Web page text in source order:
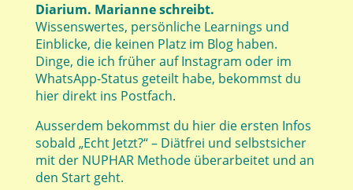
Diarium. Marianne schreibt.
Wissenswertes, persönliche Learnings und
Einblicke, die keinen Platz im Blog haben.
Dinge, die ich früher auf Instagram oder im
WhatsApp-Status geteilt habe, bekommst du
hier direkt ins Postfach.
Ausserdem bekommst du hier die ersten Infos
sobald „Echt Jetzt?“ – Diätfrei und selbstsicher
mit der NUPHAR Methode überarbeitet und an
den Start geht.